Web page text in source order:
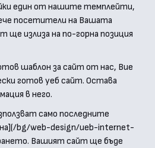
един от нашите темплейти,
посетители на Вашата
излиза на по-горна позиция
шаблон за сайт от нас, Вие
готов уеб сайт. Остава
в него.
само последните
bg/web-design/ueb-internet-
Вашият сайт ще бъде